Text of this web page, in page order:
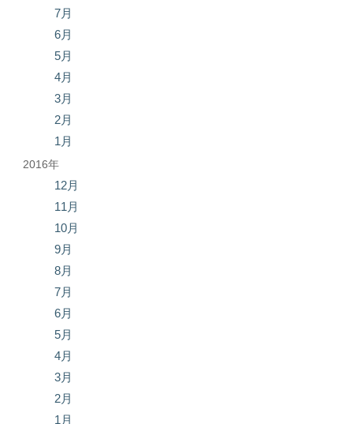
7月
6月
5月
4月
3月
2月
1月
2016年
12月
11月
10月
9月
8月
7月
6月
5月
4月
3月
2月
1月